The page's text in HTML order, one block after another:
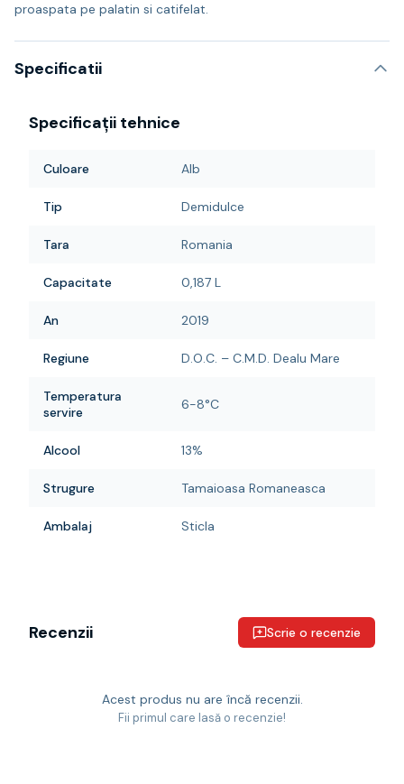
proaspata pe palatin si catifelat.
Specificatii
Specificații tehnice
Culoare Alb
Tip Demidulce
Tara Romania
Capacitate 0,187 L
An 2019
Regiune D.O.C. – C.M.D. Dealu Mare
Temperatura
servire
6-8°C
Alcool 13%
Strugure Tamaioasa Romaneasca
Ambalaj Sticla
Recenzii Scrie o recenzie
Acest produs nu are încă recenzii.
Fii primul care lasă o recenzie!